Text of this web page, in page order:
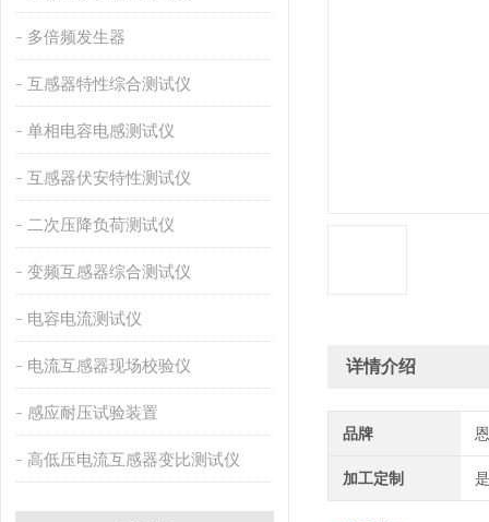
多倍频发生器
互感器特性综合测试仪
单相电容电感测试仪
互感器伏安特性测试仪
二次压降负荷测试仪
变频互感器综合测试仪
电容电流测试仪
电流互感器现场校验仪
感应耐压试验装置
高低压电流互感器变比测试仪
详情介绍
品牌
加工定制